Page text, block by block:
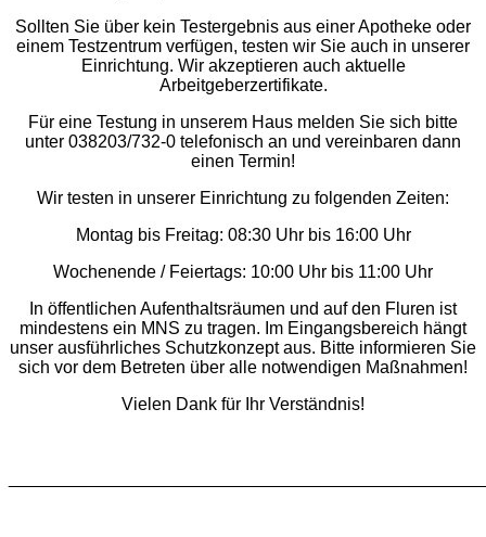
Sollten Sie über kein Testergebnis aus einer Apotheke oder
einem Testzentrum verfügen, testen wir Sie auch in unserer
Einrichtung. Wir akzeptieren auch aktuelle
Arbeitgeberzertifikate.
Für eine Testung in unserem Haus melden Sie sich bitte
unter 038203/732-0 telefonisch an und vereinbaren dann
einen Termin!
Wir testen in unserer Einrichtung zu folgenden Zeiten:
Montag bis Freitag: 08:30 Uhr bis 16:00 Uhr
Wochenende / Feiertags: 10:00 Uhr bis 11:00 Uhr
In öffentlichen Aufenthaltsräumen und auf den Fluren ist
mindestens ein MNS zu tragen. Im Eingangsbereich hängt
unser ausführliches Schutzkonzept aus. Bitte informieren Sie
sich vor dem Betreten über alle notwendigen Maßnahmen!
Vielen Dank für Ihr Verständnis!